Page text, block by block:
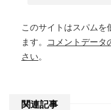
このサイトはスパム
ます。
コメントデータ
さい。
関連記事